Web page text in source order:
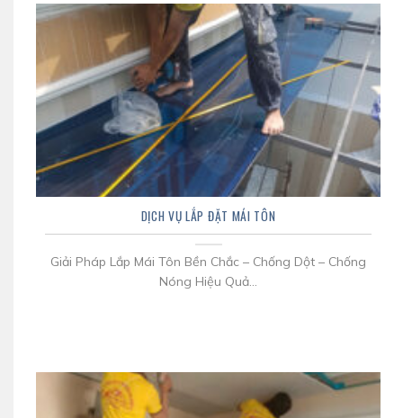
DỊCH VỤ LẮP ĐẶT MÁI TÔN
Giải Pháp Lắp Mái Tôn Bền Chắc – Chống Dột – Chống
Nóng Hiệu Quả...